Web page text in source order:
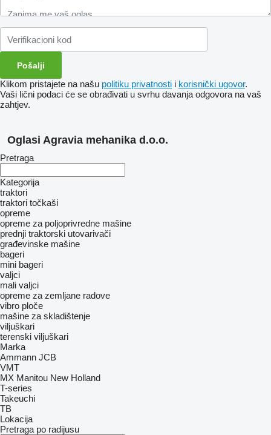
Klikom pristajete na našu politiku privatnosti i korisnički ugovor.
Vaši lični podaci će se obrađivati ​​u svrhu davanja odgovora na vaš
zahtjev.
Oglasi Agravia mehanika d.o.o.
Pretraga
Kategorija
traktori
traktori točkaši
opreme
opreme za poljoprivredne mašine
prednji traktorski utovarivači
građevinske mašine
bageri
mini bageri
valjci
mali valjci
opreme za zemljane radove
vibro ploče
mašine za skladištenje
viljuškari
terenski viljuškari
Marka
Ammann JCB
VMT
MX Manitou New Holland
T-series
Takeuchi
TB
Lokacija
Pretraga po radijusu